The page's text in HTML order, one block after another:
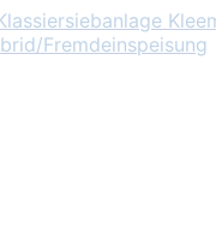
Fremdeinspeisung